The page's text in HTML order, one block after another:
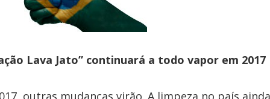
Lava Jato” continuará a todo vapor em 2017
outras mudanças virão. A limpeza no país